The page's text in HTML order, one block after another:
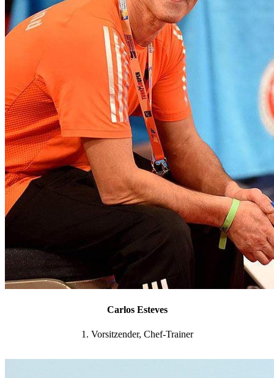
Carlos Esteves
1. Vorsitzender, Chef-Trainer